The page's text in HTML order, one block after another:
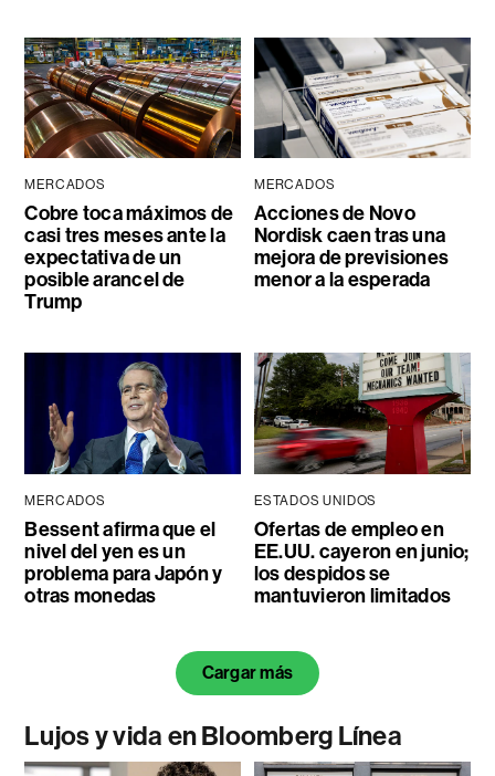
MERCADOS
Cobre toca máximos de
casi tres meses ante la
expectativa de un
posible arancel de
Trump
MERCADOS
Acciones de Novo
Nordisk caen tras una
mejora de previsiones
menor a la esperada
MERCADOS
Bessent afirma que el
nivel del yen es un
problema para Japón y
otras monedas
ESTADOS UNIDOS
Ofertas de empleo en
EE.UU. cayeron en junio;
los despidos se
mantuvieron limitados
Cargar más
Lujos y vida en Bloomberg Línea